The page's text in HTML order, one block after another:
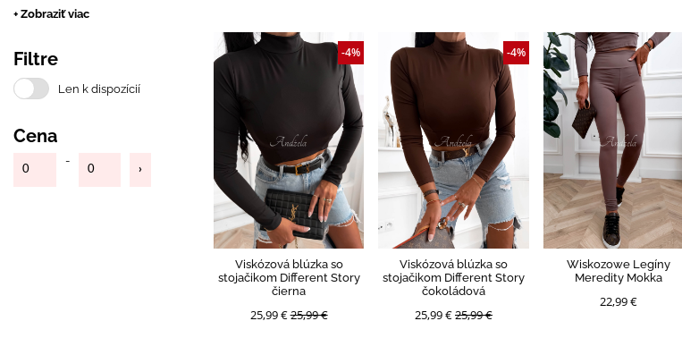
+ Zobraziť viac
Filtre
Len k dispozícií
Cena
-
Viskózová blúzka so
stojačikom Different Story
čierna
25,99 €25,99 €
-4%
Viskózová blúzka so
stojačikom Different Story
čokoládová
25,99 €25,99 €
-4%
Wiskozowe Legíny
Meredity Mokka
22,99 €